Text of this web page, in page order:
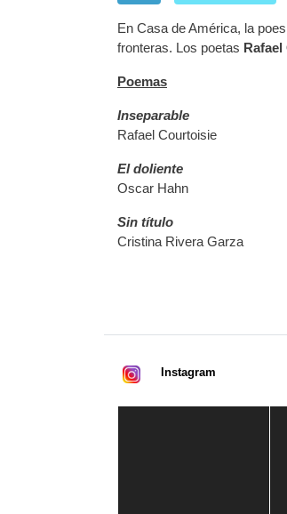
En Casa de América, la
fronteras. Los poetas
Poemas
Inseparable
Rafael Courtoisie
El doliente
Oscar Hahn
Sin título
Cristina Rivera Garza
Instagram